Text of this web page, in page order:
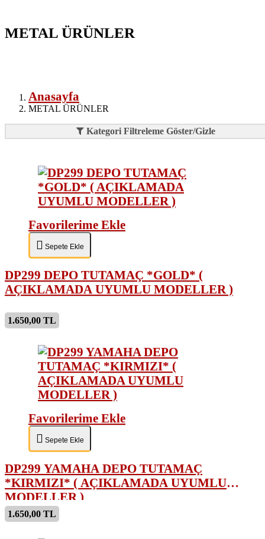
METAL ÜRÜNLER
Anasayfa
METAL ÜRÜNLER
Kategori Filtreleme Göster/Gizle
Favorilerime Ekle
Sepete Ekle
DP299 DEPO TUTAMAÇ *GOLD* (
AÇIKLAMADA UYUMLU MODELLER )
1.650,00 TL
Favorilerime Ekle
Sepete Ekle
DP299 YAMAHA DEPO TUTAMAÇ
*KIRMIZI* ( AÇIKLAMADA UYUMLU
MODELLER )
1.650,00 TL